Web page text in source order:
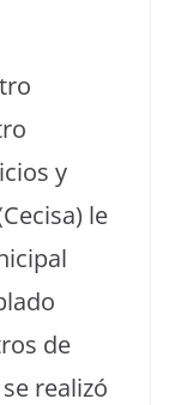
y
le
de
realizó